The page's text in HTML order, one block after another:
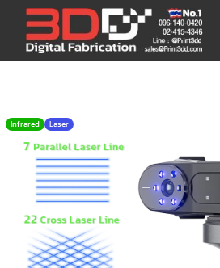
content
3DD DIGITAL FABRICATION
เครื่องพิมพ์3มิติ สแกนเนอร์
เลเซอร์
Infrared Laser